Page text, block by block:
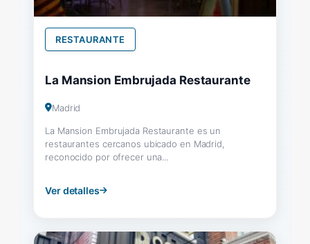
RESTAURANTE
La Mansion Embrujada Restaurante
Madrid
La Mansion Embrujada Restaurante es un
restaurantes cercanos ubicado en Madrid,
reconocido por ofrecer una...
Ver detalles